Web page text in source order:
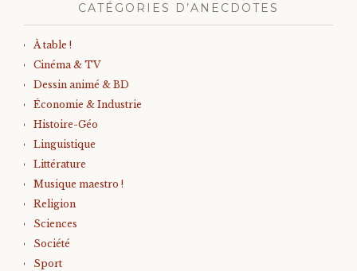
CATÉGORIES D’ANECDOTES
À table !
Cinéma & TV
Dessin animé & BD
Économie & Industrie
Histoire-Géo
Linguistique
Littérature
Musique maestro !
Religion
Sciences
Société
Sport